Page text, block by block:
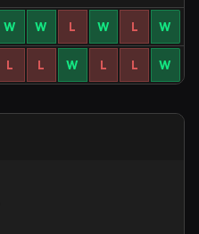
W W L W L W
L L W L L W